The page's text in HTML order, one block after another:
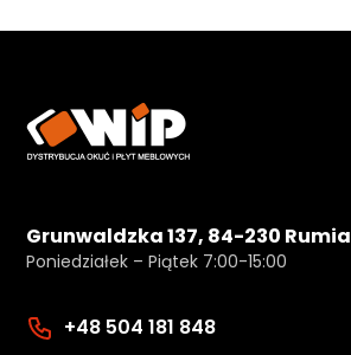
Grunwaldzka 137, 84-230 Rumia
Poniedziałek – Piątek 7:00-15:00
+48 504 181 848